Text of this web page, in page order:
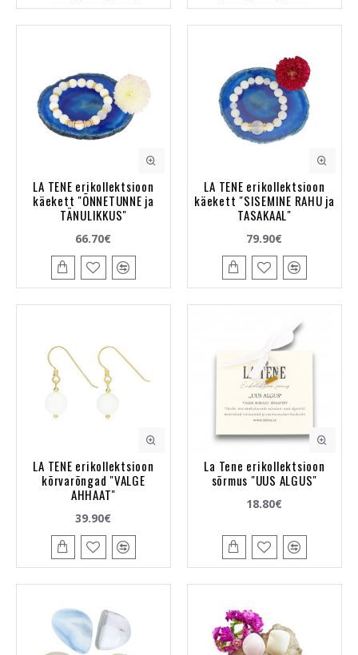
LA TENE erikollektsioon
käekett "ÕNNETUNNE ja
TÄNULIKKUS"
66.70€
LA TENE erikollektsioon
käekett "SISEMINE RAHU ja
TASAKAAL"
79.90€
LA TENE erikollektsioon
kõrvarõngad "VALGE
AHHAAT"
39.90€
La Tene erikollektsioon
sõrmus "UUS ALGUS"
18.80€